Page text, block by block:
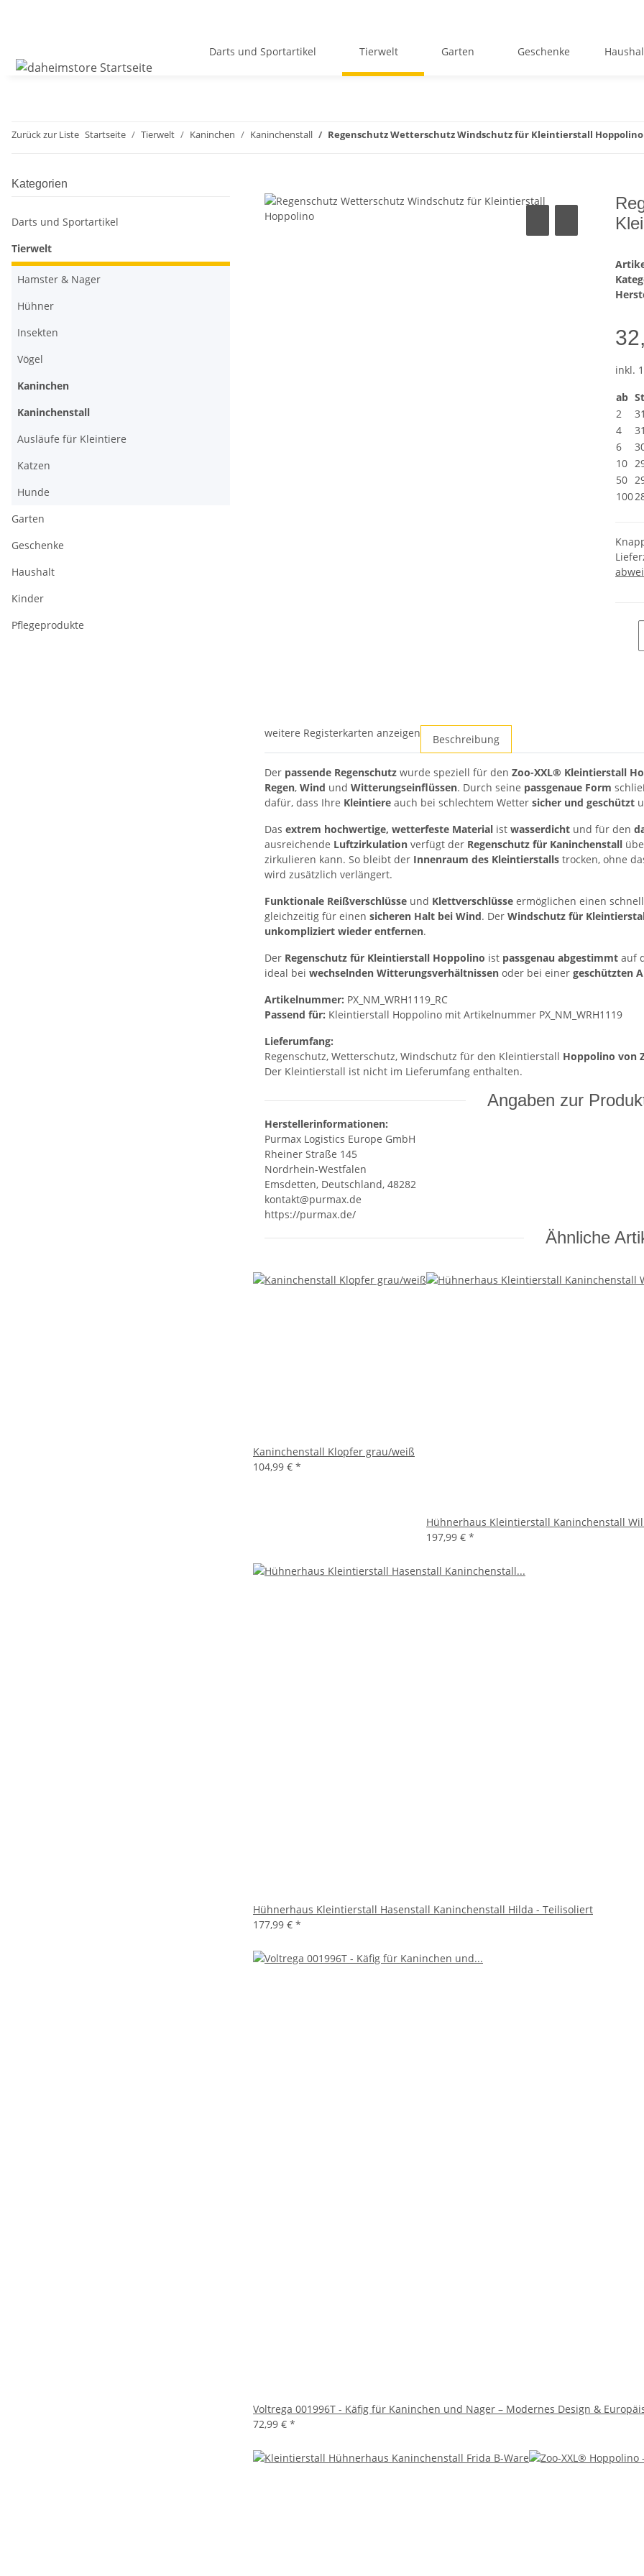
Darts und Sportartikel Tierwelt Garten Geschenke
Zurück zur Liste Startseite Tierwelt Kaninchen Kaninchenstall Regenschutz Wetterschutz Windschutz für Kleintierstall Hoppolino
inkl.
ab
2
4
6
10
50
100
weitere Registerkarten anzeigen Beschreibung
Der passende Regenschutz wurde speziell für den Zoo-XXL® Kleintierstall
Regen, Wind und Witterungseinflüssen. Durch seine passgenaue Form
dafür, dass Ihre Kleintiere auch bei schlechtem Wetter sicher und geschützt
Das extrem hochwertige, wetterfeste Material ist wasserdicht und für den
ausreichende Luftzirkulation verfügt der Regenschutz für Kaninchenstall
zirkulieren kann. So bleibt der Innenraum des Kleintierstalls trocken, ohne
wird zusätzlich verlängert.
Funktionale Reißverschlüsse und Klettverschlüsse ermöglichen einen
gleichzeitig für einen sicheren Halt bei Wind. Der Windschutz für
unkompliziert wieder entfernen.
Der Regenschutz für Kleintierstall Hoppolino ist passgenau abgestimmt auf
ideal bei wechselnden Witterungsverhältnissen oder bei einer geschützten
Artikelnummer: PX_NM_WRH1119_RC
Passend für: Kleintierstall Hoppolino mit Artikelnummer PX_NM_WRH1119
Lieferumfang:
Regenschutz, Wetterschutz, Windschutz für den Kleintierstall Hoppolino von
Der Kleintierstall ist nicht im Lieferumfang enthalten.
Angaben zur
Herstellerinformationen:
Purmax Logistics Europe GmbH
Rheiner Straße 145
Nordrhein-Westfalen
Emsdetten, Deutschland, 48282
kontakt@purmax.de
https://purmax.de/
Ähnliche
Kaninchenstall Klopfer grau/weiß
104,99 € *
Hühnerhaus Kleintierstall Kaninchenstall
197,99 € *
Hühnerhaus Kleintierstall Hasenstall Kaninchenstall Hilda - Teilisoliert
177,99 € *
Voltrega 001996T - Käfig für Kaninchen und Nager – Modernes Design &
72,99 € *
Kategorien
Darts und Sportartikel
Tierwelt
Hamster & Nager
Hühner
Insekten
Vögel
Kaninchen
Kaninchenstall
Ausläufe für Kleintiere
Katzen
Hunde
Garten
Geschenke
Haushalt
Kinder
Pflegeprodukte